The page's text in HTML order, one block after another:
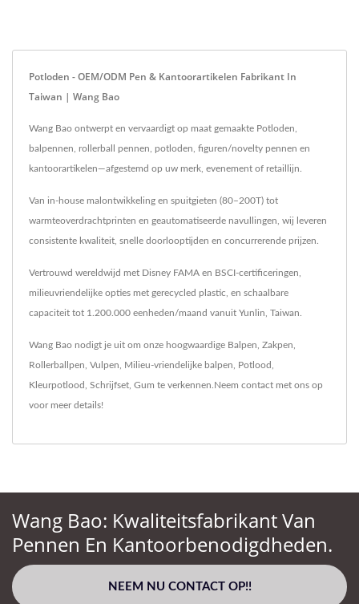
Potloden - OEM/ODM Pen & Kantoorartikelen Fabrikant In
Taiwan | Wang Bao
Wang Bao ontwerpt en vervaardigt op maat gemaakte Potloden,
balpennen, rollerball pennen, potloden, figuren/novelty pennen en
kantoorartikelen—afgestemd op uw merk, evenement of retaillijn.
Van in-house malontwikkeling en spuitgieten (80–200T) tot
warmteoverdrachtprinten en geautomatiseerde navullingen, wij leveren
consistente kwaliteit, snelle doorlooptijden en concurrerende prijzen.
Vertrouwd wereldwijd met Disney FAMA en BSCI-certificeringen,
milieuvriendelijke opties met gerecycled plastic, en schaalbare
capaciteit tot 1.200.000 eenheden/maand vanuit Yunlin, Taiwan.
Wang Bao nodigt je uit om onze hoogwaardige Balpen Zakpen
Rollerballpen Vulpen Milieu-vriendelijke balpen Potlood
Kleurpotlood Schrijfset Gum te verkennen. Neem contact met ons op
voor meer details!
Wang Bao: Kwaliteitsfabrikant Van
Pennen En Kantoorbenodigdheden.
NEEM NU CONTACT OP!!